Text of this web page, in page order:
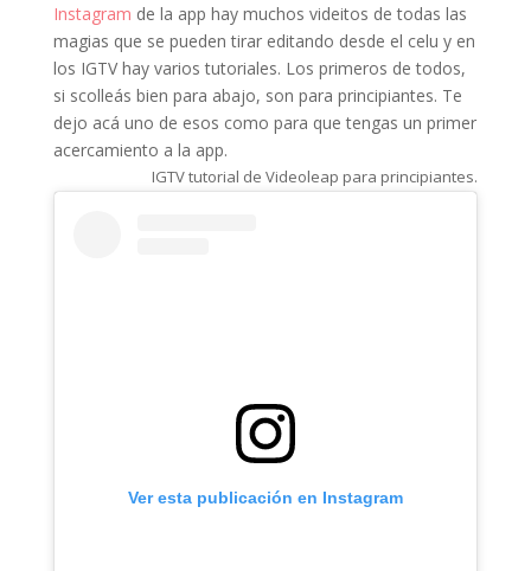
Instagram de la app hay muchos videitos de todas las
magias que se pueden tirar editando desde el celu y en
los IGTV hay varios tutoriales. Los primeros de todos,
si scolleás bien para abajo, son para principiantes. Te
dejo acá uno de esos como para que tengas un primer
acercamiento a la app.
IGTV tutorial de Videoleap para principiantes.
Ver esta publicación en Instagram